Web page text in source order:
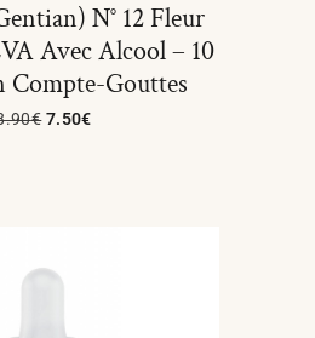
N° 12 Fleur
Avec Alcool – 10
Compte-Gouttes
€ 7.50€